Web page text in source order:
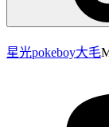
星光pokeboy大毛